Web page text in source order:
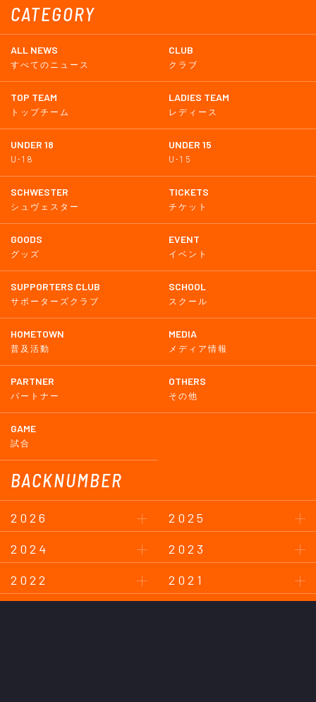
CATEGORY
ALL NEWS
すべてのニュース
CLUB
クラブ
TOP TEAM
トップチーム
LADIES TEAM
レディース
UNDER 18
U-18
UNDER 15
U-15
SCHWESTER
シュヴェスター
TICKETS
チケット
GOODS
グッズ
EVENT
イベント
SUPPORTERS CLUB
サポーターズクラブ
SCHOOL
スクール
HOMETOWN
普及活動
MEDIA
メディア情報
PARTNER
パートナー
OTHERS
その他
GAME
試合
BACKNUMBER
2026
2025
2024
2023
2022
2021